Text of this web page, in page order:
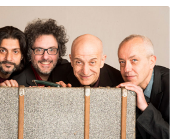
Norba Consiglia
Astrabilia 2026
2026